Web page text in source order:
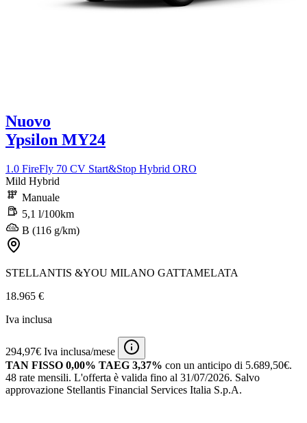
Nuovo
Ypsilon MY24
1.0 FireFly 70 CV Start&Stop Hybrid ORO
Mild Hybrid
Manuale
5,1 l/100km
B (116 g/km)
STELLANTIS &YOU MILANO GATTAMELATA
18.965 €
Iva inclusa
294,97€ Iva inclusa/mese
TAN FISSO 0,00% TAEG 3,37% con un anticipo di 5.689,50€.
48 rate mensili. L'offerta è valida fino al 31/07/2026. Salvo
approvazione Stellantis Financial Services Italia S.p.A.